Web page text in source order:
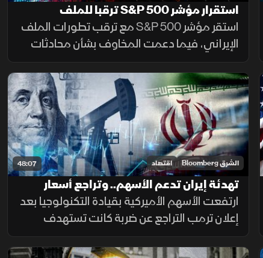
استقرار مؤشر S&P 500 ترقبا للملف
الإيراني.. والذهب يواصل الصعود
استقر مؤشر S&P 500 مع ترقب تطورات الملف
الإيراني، فيما دعمت المخاوف بشأن محادثات
إيران وعمان أسعار النفط، بينما اقترب الذهب من
أعلى مستوى في سبعة أسابيع بدعم من تراجع
مخاوف الفائدة.
48:07 الشرق Bloomberg اقتصاد
تهدئة إيران تدعم الأسهم.. وتراجع أسعار
النفط والدولار
ارتفعت الأسهم الأميركية بقيادة التكنولوجيا بعد
إعلان ترمب التراجع عن ضربة كانت تستهدف
إيران، فيما تراجعت أسعار النفط والدولار مع
انحسار التوتر، بينما حافظ الذهب على تماسكه